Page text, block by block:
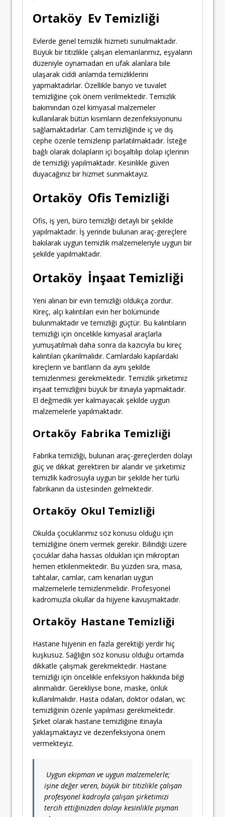
Ortaköy Ev Temizliği
Evlerde genel temizlik hizmeti sunulmaktadır.
Büyük bir titizlikle çalışan elemanlarımız, eşyaların
düzeniyle oynamadan en ufak alanlara bile
ulaşarak ciddi anlamda temizliklerini
yapmaktadırlar. Özellikle banyo ve tuvalet
temizliğine çok önem verilmektedir. Temizlik
bakımından özel kimyasal malzemeler
kullanılarak bütün kısımların dezenfeksiyonunu
sağlamaktadırlar. Cam temizliğinde iç ve dış
cephe özenle temizlenip parlatılmaktadır. İsteğe
bağlı olarak dolapların içi boşaltılıp dolap içlerinin
de temizliği yapılmaktadır. Kesinlikle güven
duyacağınız bir hizmet sunmaktayız.
Ortaköy Ofis Temizliği
Ofis, iş yeri, büro temizliği detaylı bir şekilde
yapılmaktadır. İş yerinde bulunan araç-gereçlere
bakılarak uygun temizlik malzemeleriyle uygun bir
şekilde yapılmaktadır.
Ortaköy İnşaat Temizliği
Yeni alınan bir evin temizliği oldukça zordur.
Kireç, alçı kalıntıları evin her bölümünde
bulunmaktadır ve temizliği güçtür. Bu kalıntıların
temizliği için öncelikle kimyasal araçlarla
yumuşatılmalı daha sonra da kazıcıyla bu kireç
kalıntıları çıkarılmalıdır. Camlardaki kapılardaki
kireçlerin ve bantların da aynı şekilde
temizlenmesi gerekmektedir. Temizlik şirketimiz
inşaat temizliğini büyük bir itinayla yapmaktadır.
El değmedik yer kalmayacak şekilde uygun
malzemelerle yapılmaktadır.
Ortaköy Fabrika Temizliği
Fabrika temizliği, bulunan araç-gereçlerden dolayı
güç ve dikkat gerektiren bir alandır ve şirketimiz
temizlik kadrosuyla uygun bir şekilde her türlü
fabrikanın da üstesinden gelmektedir.
Ortaköy Okul Temizliği
Okulda çocuklarımız söz konusu olduğu için
temizliğine önem vermek gerekir. Bilindiği üzere
çocuklar daha hassas oldukları için mikroptan
hemen etkilenmektedir. Bu yüzden sıra, masa,
tahtalar, camlar, cam kenarları uygun
malzemelerle temizlenmelidir. Profesyonel
kadromuzla okullar da hijyene kavuşmaktadır.
Ortaköy Hastane Temizliği
Hastane hijyenin en fazla gerektiği yerdir hiç
kuşkusuz. Sağlığın söz konusu olduğu ortamda
dikkatle çalışmak gerekmektedir. Hastane
temizliği için öncelikle enfeksiyon hakkında bilgi
alınmalıdır. Gerekliyse bone, maske, önlük
kullanılmalıdır. Hasta odaları, doktor odaları, wc
temizliğinin özenle yapılması gerekmektedir.
Şirket olarak hastane temizliğine itinayla
yaklaşmaktayız ve dezenfeksiyona önem
vermekteyiz.
Uygun ekipman ve uygun malzemelerle;
işine değer veren, büyük bir titizlikle çalışan
profesyonel kadroyla çalışan şirketimizi
tercih ettiğinizden dolayı kesinlikle pişman